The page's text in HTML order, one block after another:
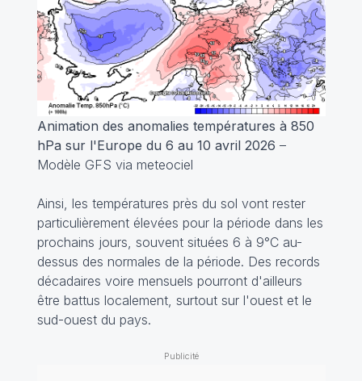
Animation des anomalies températures à 850
hPa sur l'Europe du 6 au 10 avril 2026 –
Modèle GFS via meteociel
Ainsi, les températures près du sol vont rester
particulièrement élevées pour la période dans les
prochains jours, souvent situées 6 à 9°C au-
dessus des normales de la période. Des records
décadaires voire mensuels pourront d'ailleurs
être battus localement, surtout sur l'ouest et le
sud-ouest du pays.